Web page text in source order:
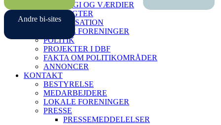
Andre bi-sites
STRATEGI OG VÆRDIER
VEDTÆGTER
ORGANISATION
LOKALE FORENINGER
POLITIK
PROJEKTER I DBF
FAKTA OM POLITIKOMRÅDER
ANNONCER
KONTAKT
BESTYRELSE
MEDARBEJDERE
LOKALE FORENINGER
PRESSE
PRESSEMEDDELELSER